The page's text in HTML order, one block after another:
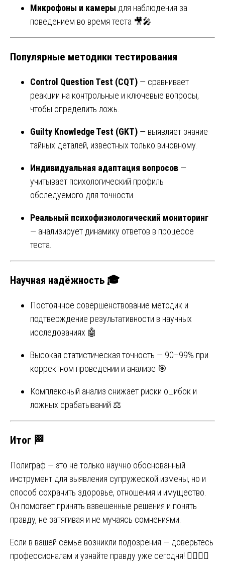
Микрофоны и камеры для наблюдения за
поведением во время теста 🎥🎤
Популярные методики тестирования
Control Question Test (CQT) — сравнивает
реакции на контрольные и ключевые вопросы,
чтобы определить ложь.
Guilty Knowledge Test (GKT) — выявляет знание
тайных деталей, известных только виновному.
Индивидуальная адаптация вопросов —
учитывает психологический профиль
обследуемого для точности.
Реальный психофизиологический мониторинг
— анализирует динамику ответов в процессе
теста.
Научная надёжность 🎓
Постоянное совершенствование методик и
подтверждение результативности в научных
исследованиях 🤖
Высокая статистическая точность — 90–99% при
корректном проведении и анализе 🎯
Комплексный анализ снижает риски ошибок и
ложных срабатываний ⚖️
Итог 🏁
Полиграф — это не только научно обоснованный
инструмент для выявления супружеской измены, но и
способ сохранить здоровье, отношения и имущество.
Он помогает принять взвешенные решения и понять
правду, не затягивая и не мучаясь сомнениями.
Если в вашей семье возникли подозрения — доверьтесь
профессионалам и узнайте правду уже сегодня! 👩‍⚕️👨‍⚕️